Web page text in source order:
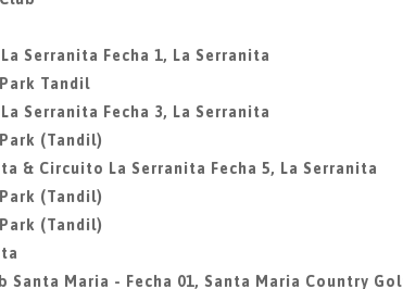
Serranita Fecha 1, La Serranita
Tandil
Serranita Fecha 3, La Serranita
(Tandil)
& Circuito La Serranita Fecha 5, La Serranita
(Tandil)
(Tandil)
Maria - Fecha 01, Santa Maria Country